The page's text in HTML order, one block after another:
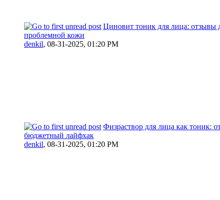
Циновит тоник для лица: отзывы
проблемной кожи
denkil, 08-31-2025, 01:20 PM
Физраствор для лица как тоник:
бюджетный лайфхак
denkil, 08-31-2025, 01:20 PM